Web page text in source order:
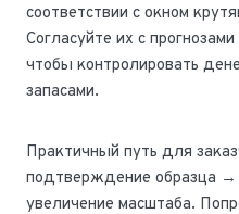
соответствии с окном
Согласуйте их с
чтобы контролировать
запасами.
Практичный путь для
подтверждение образца →
увеличение масштаба.